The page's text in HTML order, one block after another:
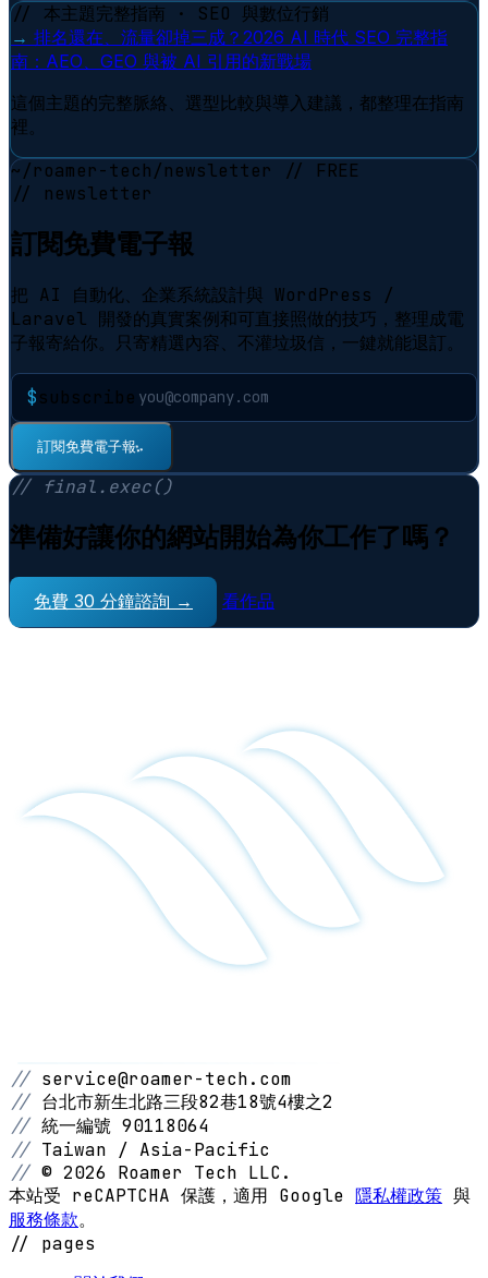
// 本主題完整指南 · SEO 與數位行銷
→ 排名還在、流量卻掉三成？2026 AI 時代 SEO 完整指
南：AEO、GEO 與被 AI 引用的新戰場
這個主題的完整脈絡、選型比較與導入建議，都整理在指南
裡。
~/roamer-tech/newsletter
// FREE
// newsletter
訂閱免費電子報
把 AI 自動化、企業系統設計與 WordPress /
Laravel 開發的真實案例和可直接照做的技巧，整理成電
子報寄給你。只寄精選內容、不灌垃圾信，一鍵就能退訂。
$subscribe
訂閱免費電子報⠋
// final.exec()
準備好讓你的網站開始為你工作了嗎？
免費 30 分鐘諮詢 → 看作品
// service@roamer-tech.com
// 台北市新生北路三段82巷18號4樓之2
// 統一編號 90118064
// Taiwan / Asia-Pacific
// © 2026 Roamer Tech LLC.
本站受 reCAPTCHA 保護，適用 Google 隱私權政策 與
服務條款。
// pages